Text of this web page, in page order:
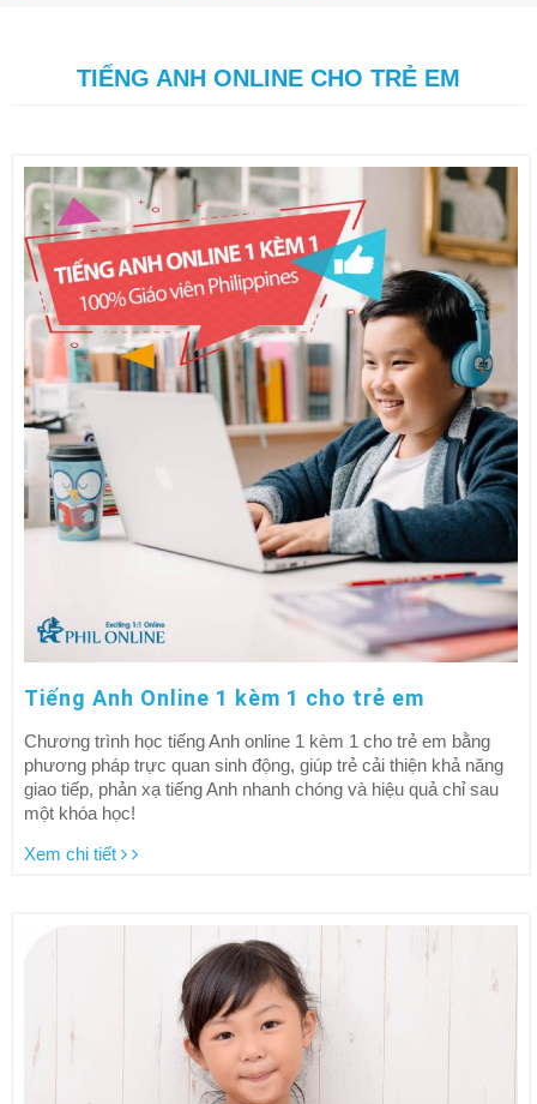
TIẾNG ANH ONLINE CHO TRẺ EM
Tiếng Anh Online 1 kèm 1 cho trẻ em
Chương trình học tiếng Anh online 1 kèm 1 cho trẻ em bằng
phương pháp trực quan sinh động, giúp trẻ cải thiện khả năng
giao tiếp, phản xạ tiếng Anh nhanh chóng và hiệu quả chỉ sau
một khóa học!
Xem chi tiết